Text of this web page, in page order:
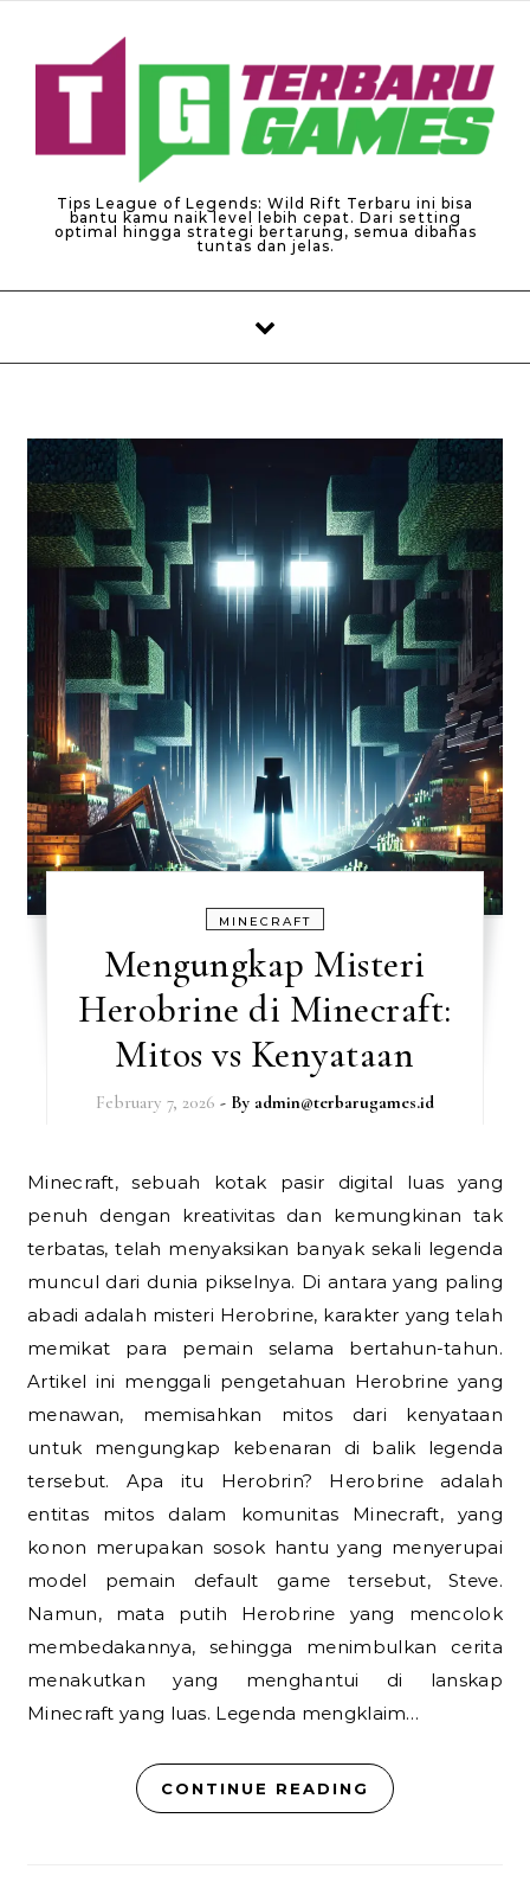
Skip to content
Tips League of Legends: Wild Rift Terbaru ini bisa
bantu kamu naik level lebih cepat. Dari setting
optimal hingga strategi bertarung, semua dibahas
tuntas dan jelas.
MINECRAFT
Mengungkap Misteri
Herobrine di Minecraft:
Mitos vs Kenyataan
February 7, 2026 - By admin@terbarugames.id
Minecraft, sebuah kotak pasir digital luas yang
penuh dengan kreativitas dan kemungkinan tak
terbatas, telah menyaksikan banyak sekali legenda
muncul dari dunia pikselnya. Di antara yang paling
abadi adalah misteri Herobrine, karakter yang telah
memikat para pemain selama bertahun-tahun.
Artikel ini menggali pengetahuan Herobrine yang
menawan, memisahkan mitos dari kenyataan
untuk mengungkap kebenaran di balik legenda
tersebut. Apa itu Herobrin? Herobrine adalah
entitas mitos dalam komunitas Minecraft, yang
konon merupakan sosok hantu yang menyerupai
model pemain default game tersebut, Steve.
Namun, mata putih Herobrine yang mencolok
membedakannya, sehingga menimbulkan cerita
menakutkan yang menghantui di lanskap
Minecraft yang luas. Legenda mengklaim…
CONTINUE READING